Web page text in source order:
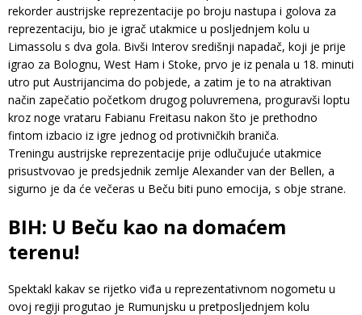
rekorder austrijske reprezentacije po broju nastupa i golova za
reprezentaciju, bio je igrač utakmice u posljednjem kolu u
Limassolu s dva gola. Bivši Interov središnji napadač, koji je prije
igrao za Bolognu, West Ham i Stoke, prvo je iz penala u 18. minuti
utro put Austrijancima do pobjede, a zatim je to na atraktivan
način zapečatio početkom drugog poluvremena, proguravši loptu
kroz noge vrataru Fabianu Freitasu nakon što je prethodno
fintom izbacio iz igre jednog od protivničkih braniča.
Treningu austrijske reprezentacije prije odlučujuće utakmice
prisustvovao je predsjednik zemlje Alexander van der Bellen, a
sigurno je da će večeras u Beču biti puno emocija, s obje strane.
BIH: U Beču kao na domaćem
terenu!
Spektakl kakav se rijetko viđa u reprezentativnom nogometu u
ovoj regiji progutao je Rumunjsku u pretposljednjem kolu